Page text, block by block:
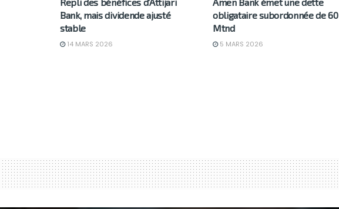
Bank, mais dividende ajusté
stable
14 MARS 2026
obligataire subordonnée de 60
Mtnd
5 MARS 2026